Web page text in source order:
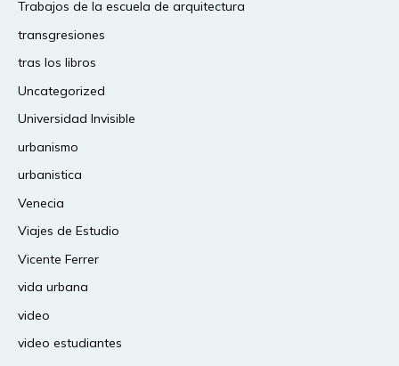
Trabajos de la escuela de arquitectura
transgresiones
tras los libros
Uncategorized
Universidad Invisible
urbanismo
urbanistica
Venecia
Viajes de Estudio
Vicente Ferrer
vida urbana
video
video estudiantes